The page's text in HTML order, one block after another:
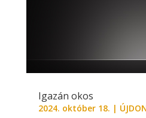
Igazán okos
2024. október 18. |